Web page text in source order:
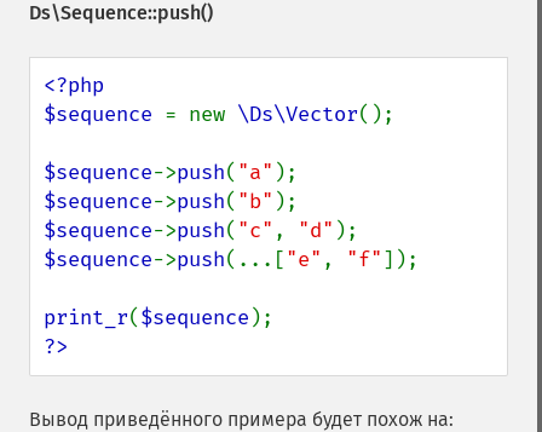
Ds\Sequence::push()
<?php
$sequence = new \Ds\Vector();
$sequence->push( "a"
$sequence->push( "b"
$sequence->push( "c" , "d"
$sequence->push(...["e" , "f"]);
print_r($sequence
?>
Вывод приведённого примера будет похож на: